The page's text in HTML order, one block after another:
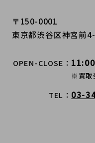
〒150-0001
東京都渋谷区神宮前
OPEN-CLOSE
※買取
TEL 03-